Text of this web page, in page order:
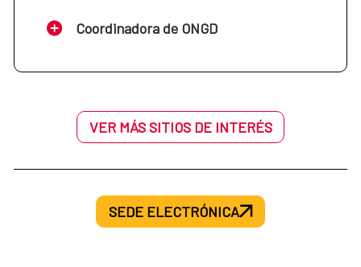
Coordinadora de ONGD
VER MÁS SITIOS DE INTERÉS
SEDE ELECTRÓNICA